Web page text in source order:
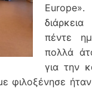
πέντε
πολλά
για την
φιλοξένησε